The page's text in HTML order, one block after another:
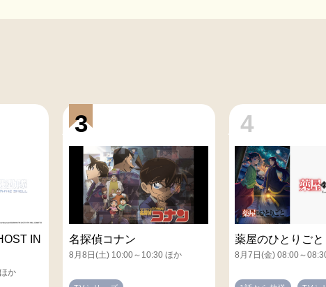
IN
か
3
名探偵コナン
8月8日(土) 10:00～10:30 ほか
4
薬屋のひとりごと
8月7日(金) 08:00～